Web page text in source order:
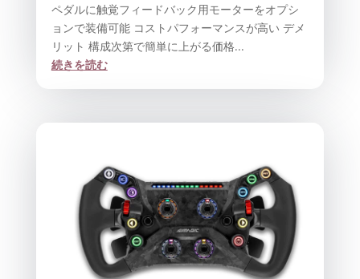
ペダルに触覚フィードバック用モーターをオプシ
ョンで装備可能 コストパフォーマンスが高い デメ
リット 構成次第で簡単に上がる価格...
続きを読む